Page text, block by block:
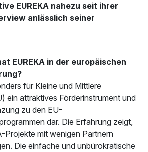
EUREKA nahezu seit ihrer
anlässlich seiner
EUREKA in der europäischen
für Kleine und Mittlere
ein attraktives Förderinstrument und
zu den EU-
dar. Die Erfahrung zeigt,
Projekte mit wenigen Partnern
Die einfache und unbürokratische